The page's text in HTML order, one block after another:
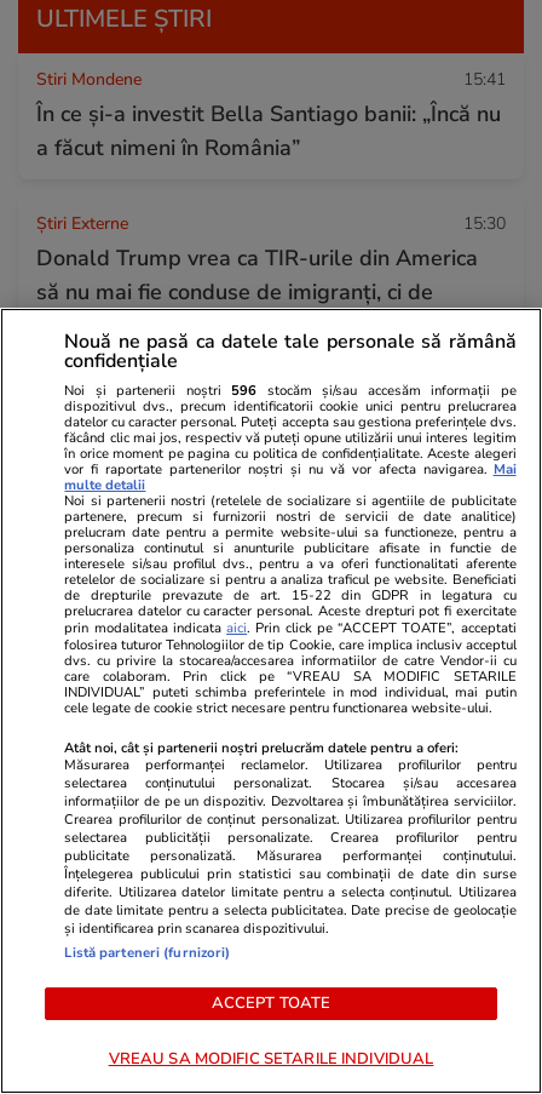
ULTIMELE ȘTIRI
Stiri Mondene 15:41
În ce și-a investit Bella Santiago banii: „Încă nu
a făcut nimeni în România”
Știri Externe 15:30
Donald Trump vrea ca TIR-urile din America
să nu mai fie conduse de imigranți, ci de
veterani ai armatei
Vacanțe și Cultură 15:30
Plajele din Eforie, arhipline în ultima zi din iulie
2026. Cât costă o zi de plajă în zona de nord a
litoralului românesc
Știri Externe 15:29
Amenzi de aproape 10.000 de euro în doar 13
minute după ce 51 de șoferi au ignorat un
indicator rutier pe autostrada A1, în Germania
Citește mai multe
TRENDING
Știri România 09:00
Calcule care arată cum scad veniturile totale
ale medicilor și asistentelor dacă se aplică
noua lege a salarizării
Horoscop
Nouă ne pasă ca datele tale personale să rămână
confidențiale
Noi și partenerii noștri 596 stocăm și/sau accesăm informații pe
dispozitivul dvs., precum identificatorii cookie unici pentru prelucrarea
datelor cu caracter personal. Puteți accepta sau gestiona preferințele dvs.
făcând clic mai jos, respectiv vă puteți opune utilizării unui interes legitim
în orice moment pe pagina cu politica de confidențialitate. Aceste alegeri
vor fi raportate partenerilor noștri și nu vă vor afecta navigarea. Mai
multe detalii
Noi si partenerii nostri (retelele de socializare si agentiile de publicitate
partenere, precum si furnizorii nostri de servicii de date analitice)
prelucram date pentru a permite website-ului sa functioneze, pentru a
personaliza continutul si anunturile publicitare afisate in functie de
interesele si/sau profilul dvs., pentru a va oferi functionalitati aferente
retelelor de socializare si pentru a analiza traficul pe website. Beneficiati
de drepturile prevazute de art. 15-22 din GDPR in legatura cu
prelucrarea datelor cu caracter personal. Aceste drepturi pot fi exercitate
prin modalitatea indicataaici. Prin click pe “ACCEPT TOATE”, acceptati
folosirea tuturor Tehnologiilor de tip Cookie, care implica inclusiv acceptul
dvs. cu privire la stocarea/accesarea informatiilor de catre Vendor-ii cu
care colaboram. Prin click pe “VREAU SA MODIFIC SETARILE
INDIVIDUAL” puteti schimba preferintele in mod individual, mai putin
cele legate de cookie strict necesare pentru functionarea website-ului.
Atât noi, cât și partenerii noștri prelucrăm datele pentru a oferi:
Măsurarea performanței reclamelor. Utilizarea profilurilor pentru
selectarea conținutului personalizat. Stocarea și/sau accesarea
informațiilor de pe un dispozitiv. Dezvoltarea și îmbunătățirea serviciilor.
Crearea profilurilor de conținut personalizat. Utilizarea profilurilor pentru
selectarea publicității personalizate. Crearea profilurilor pentru
publicitate personalizată. Măsurarea performanței conținutului.
Înțelegerea publicului prin statistici sau combinații de date din surse
diferite. Utilizarea datelor limitate pentru a selecta conținutul. Utilizarea
de date limitate pentru a selecta publicitatea. Date precise de geolocație
și identificarea prin scanarea dispozitivului.
Listă parteneri (furnizori)
ACCEPT TOATE
VREAU SA MODIFIC SETARILE INDIVIDUAL